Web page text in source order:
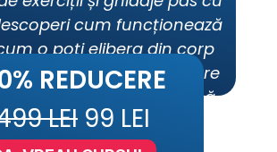
cum funcționează
o poți elibera din corp
cum să transformi fiecare
dureroasă într-o resursă
REDUCERE
LEI 99 LEI